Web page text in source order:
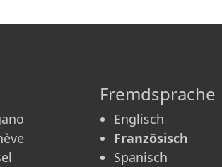
Fremdsprache
Englisch
Französisch
Spanisch